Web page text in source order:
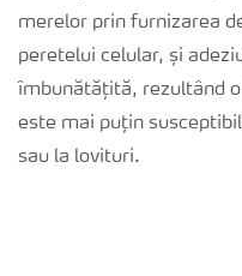
merelor prin furnizarea
peretelui celular, și
îmbunătățită, rezultând
este mai puțin
sau la lovituri.